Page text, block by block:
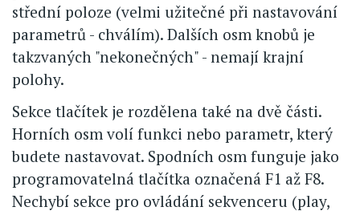
střední poloze (velmi užitečné při nastavování
parametrů - chválím). Dalších osm knobů je
takzvaných "nekonečných" - nemají krajní
polohy.
Sekce tlačítek je rozdělena také na dvě části.
Horních osm volí funkci nebo parametr, který
budete nastavovat. Spodních osm funguje jako
programovatelná tlačítka označená F1 až F8.
Nechybí sekce pro ovládání sekvenceru (play,